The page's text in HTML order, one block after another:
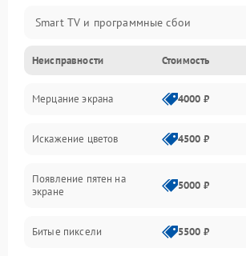
Smart TV и программные сбои
Питание и запуск
Подсветка и LED-модули
Звук и аудиосистема
Сигнал и приём каналов
Неисправности Стоимость
Мерцание экрана 4000 ₽
Искажение цветов 4500 ₽
Появление пятен на
экране
5000 ₽
Битые пиксели 5500 ₽